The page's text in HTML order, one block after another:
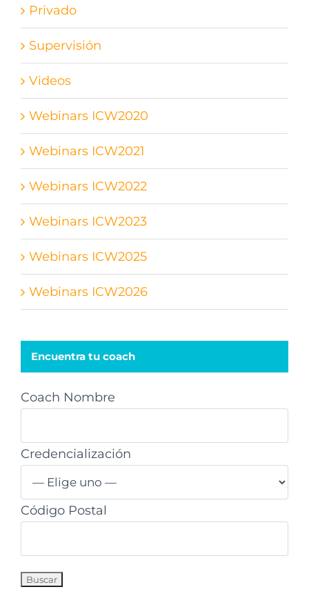
Privado
Supervisión
Videos
Webinars ICW2020
Webinars ICW2021
Webinars ICW2022
Webinars ICW2023
Webinars ICW2025
Webinars ICW2026
Encuentra tu coach
Coach Nombre
Credencialización
Código Postal